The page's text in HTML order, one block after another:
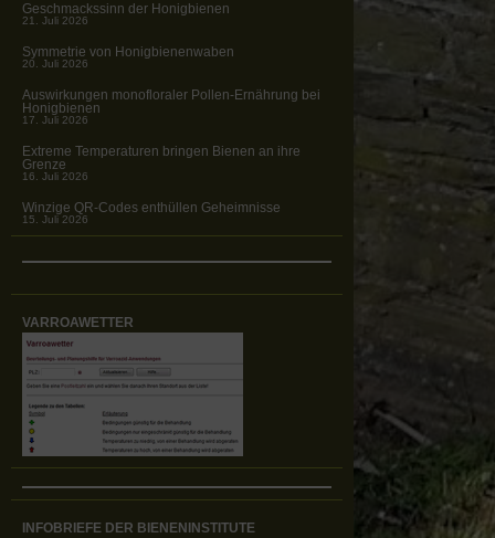
Geschmackssinn der Honigbienen
21. Juli 2026
Symmetrie von Honigbienenwaben
20. Juli 2026
Auswirkungen monofloraler Pollen-Ernährung bei
Honigbienen
17. Juli 2026
Extreme Temperaturen bringen Bienen an ihre
Grenze
16. Juli 2026
Winzige QR-Codes enthüllen Geheimnisse
15. Juli 2026
VARROAWETTER
INFOBRIEFE DER BIENENINSTITUTE